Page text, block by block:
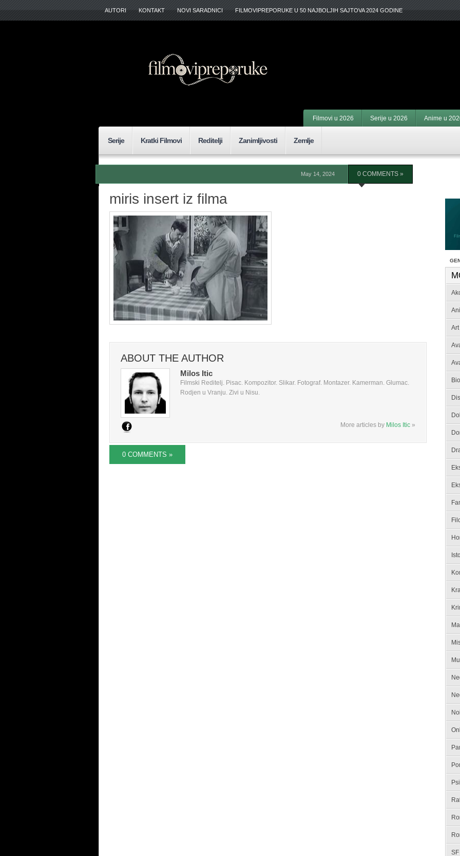
AUTORI KONTAKT NOVI SARADNICI FILMOVIPREPORUKE U 50 NAJBOLJIH SAJTOVA 2024 GODINE
Filmovi u 2026 Serije u 2026 Anime u
Serije Kratki Filmovi Reditelji Zanimljivosti Zemlje
May 14, 2024 0 COMMENTS »
miris insert iz filma
ABOUT THE AUTHOR
Milos Itic
Filmski Reditelj. Pisac. Kompozitor. Slikar. Fotograf. Montazer. Kamerman. Glumac.
Rodjen u Vranju. Zivi u Nisu.
More articles by Milos Itic »
0 COMMENTS »
Art
SF